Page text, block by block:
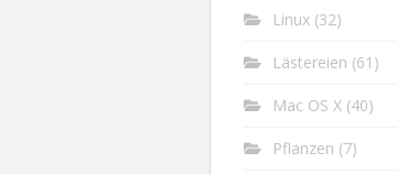
Linux (32)
Lästereien (61)
Mac OS X (40)
Pflanzen (7)